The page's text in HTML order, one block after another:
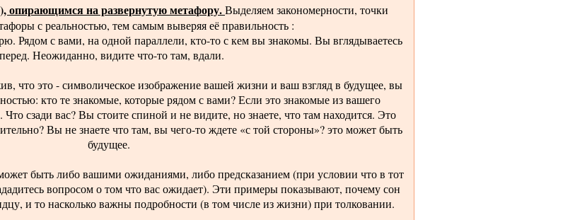
опирающимся на развернутую метафору.Выделяем закономерности, точки
с реальностью, тем самым выверяя её правильность :
Рядом с вами, на одной параллели, кто-то с кем вы знакомы. Вы вглядываетесь
Неожиданно, видите что-то там, вдали.
что это - символическое изображение вашей жизни и ваш взгляд в будущее, вы
кто те знакомые, которые рядом с вами? Если это знакомые из вашего
сзади вас? Вы стоите спиной и не видите, но знаете, что там находится. Это
Вы не знаете что там, вы чего-то ждете «с той стороны»? это может быть
будущее.
быть либо вашими ожиданиями, либо предсказанием (при условии что в тот
вопросом о том что вас ожидает). Эти примеры показывают, почему сон
и то насколько важны подробности (в том числе из жизни) при толковании.